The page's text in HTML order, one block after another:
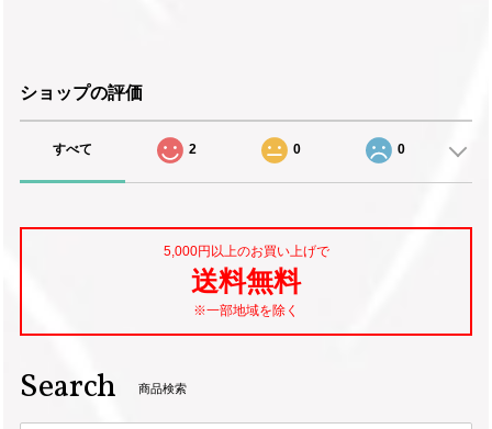
ショップの評価
すべて 2 0 0
5,000円以上のお買い上げで
送料無料
※一部地域を除く
Search 商品検索